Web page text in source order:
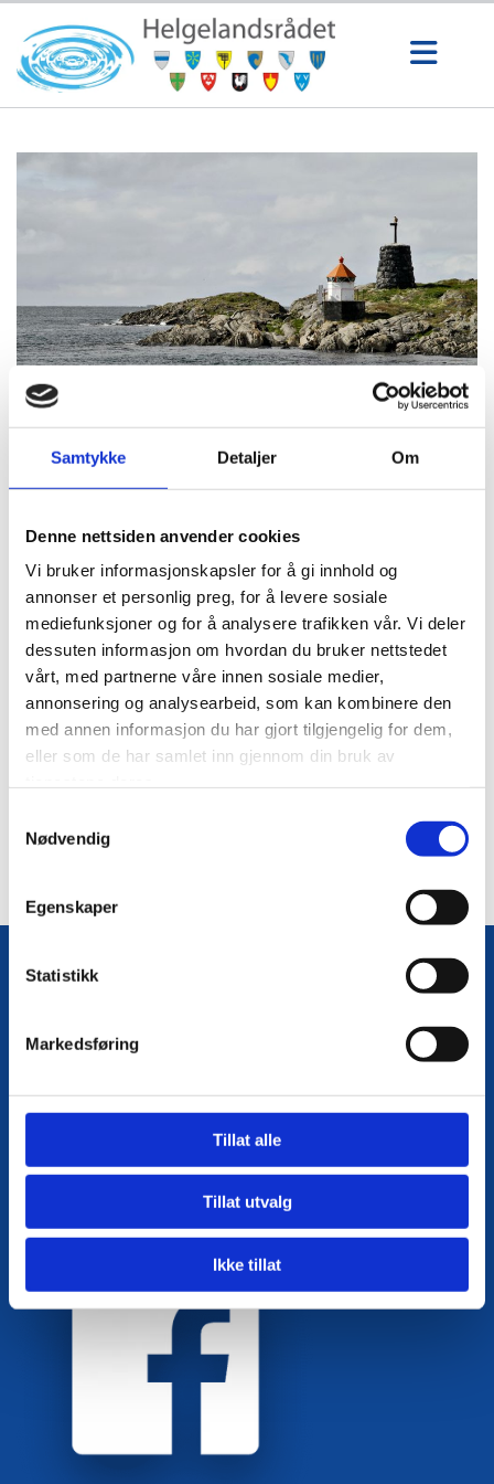
Samtykke Detaljer Om
Denne nettsiden anvender cookies
Vi bruker informasjonskapsler for å gi innhold og
annonser et personlig preg, for å levere sosiale
mediefunksjoner og for å analysere trafikken vår. Vi deler
dessuten informasjon om hvordan du bruker nettstedet
vårt, med partnerne våre innen sosiale medier,
annonsering og analysearbeid, som kan kombinere den
med annen informasjon du har gjort tilgjengelig for dem,
eller som de har samlet inn gjennom din bruk av
Nødvendig
Egenskaper
Statistikk
Markedsføring
Tillat alle
Tillat utvalg
Ikke tillat
14/12/2022av Helgelandsrådet
Høringssvar - Grunnrenteskatt på
havbruk
Helgelandsrådet og Indre Helgeland Regionråd har oversendt et
felles høringssvar til Finansdepartementet 12. desember vedr.
grunnrenteskatt på havbruk. Høringssvaret presiserer viktigheten
av at innretningen på skatten ikke stagnerer utviklingen i
næringen men gir grunnlag for videre vekst og fortsatt bidrar til
fellesskapet.
Høringssvar - Grunnrenteskatt på havbruk
Helgelandsrådet
Postboks 405
 +47 902 14 433